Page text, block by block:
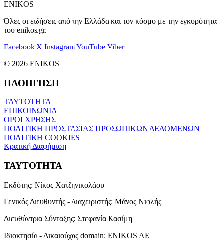
ENIKOS
Όλες οι ειδήσεις από την Ελλάδα και τον κόσμο με την εγκυρότητα
του enikos.gr.
Facebook X InstagramYouTube Viber
© 2026 ENIKOS
ΠΛΟΗΓΗΣΗ
ΤΑΥΤΟΤΗΤΑ
ΕΠΙΚΟΙΝΩΝΙΑ
ΟΡΟΙ ΧΡΗΣΗΣ
ΠΟΛΙΤΙΚΗ ΠΡΟΣΤΑΣΙΑΣ ΠΡΟΣΩΠΙΚΩΝ ΔΕΔΟΜΕΝΩΝ
ΠΟΛΙΤΙΚΗ COOKIES
Κρατική Διαφήμιση
ΤΑΥΤΟΤΗΤΑ
Εκδότης: Νίκος Χατζηνικολάου
Γενικός Διευθυντής - Διαχειριστής: Μάνος Νιφλής
Διευθύντρια Σύνταξης: Στεφανία Κασίμη
Ιδιοκτησία - Δικαιούχος domain: ENIKOS AE